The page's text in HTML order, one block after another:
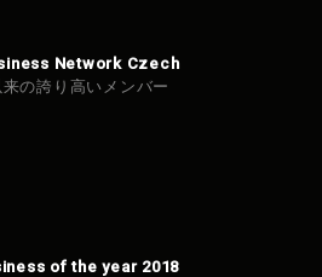
Network Czech
の誇り高いメンバー
of the year 2018